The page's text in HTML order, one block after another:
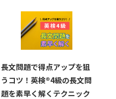
長文問題で得点アップを狙
うコツ！英検®︎4級の長文問
題を素早く解くテクニック